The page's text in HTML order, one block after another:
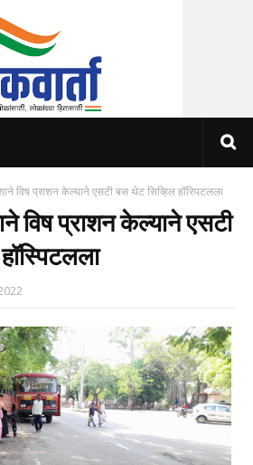
विष प्राशन केल्याने एसटी बस थेट सिव्हिल हॉस्पिटलला
विष प्राशन केल्याने एसटी